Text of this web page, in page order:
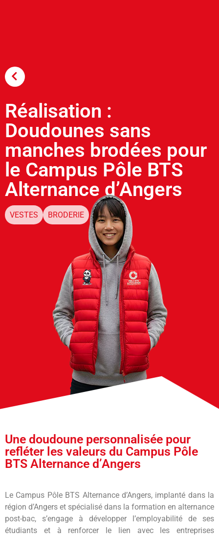
Réalisation :
Doudounes sans
manches brodées pour
le Campus Pôle BTS
Alternance d’Angers
VESTES BRODERIE
Une doudoune personnalisée pour
refléter les valeurs du Campus Pôle
BTS Alternance d’Angers
Le Campus Pôle BTS Alternance d’Angers, implanté dans la
région d’Angers et spécialisé dans la formation en alternance
post-bac, s’engage à développer l’employabilité de ses
étudiants et à renforcer le lien avec les entreprises